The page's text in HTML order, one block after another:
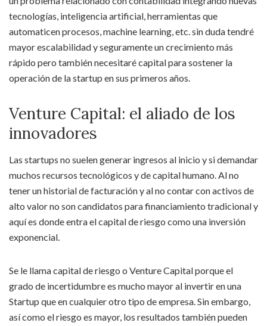
tecnologías, inteligencia artificial, herramientas que
automaticen procesos, machine learning, etc. sin duda tendré
mayor escalabilidad y seguramente un crecimiento más
rápido pero también necesitaré capital para sostener la
operación de la startup en sus primeros años.
Venture Capital: el aliado de los
innovadores
Las startups no suelen generar ingresos al inicio y si demandar
muchos recursos tecnológicos y de capital humano. Al no
tener un historial de facturación y al no contar con activos de
alto valor no son candidatos para financiamiento tradicional y
aquí es donde entra el capital de riesgo como una inversión
exponencial.
Se le llama capital de riesgo o Venture Capital porque el
grado de incertidumbre es mucho mayor al invertir en una
Startup que en cualquier otro tipo de empresa. Sin embargo,
así como el riesgo es mayor, los resultados también pueden